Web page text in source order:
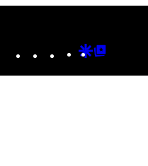
Instagram
TikTokYouTube
Google